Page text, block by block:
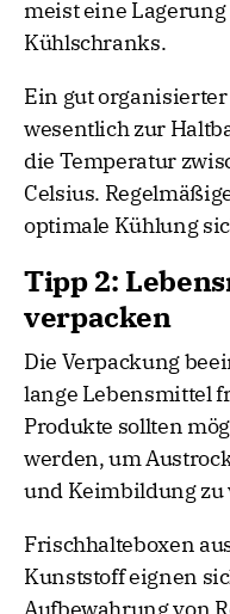
meist eine
Kühlschranks.
Ein gut
wesentlich zur
die Temperatur
Celsius.
optimale Kühlung
Tipp 2:
verpacken
Die Verpackung
lange Lebensmittel
Produkte sollten
werden, um
und Keimbildung zu
Frischhalteboxen
Kunststoff eignen